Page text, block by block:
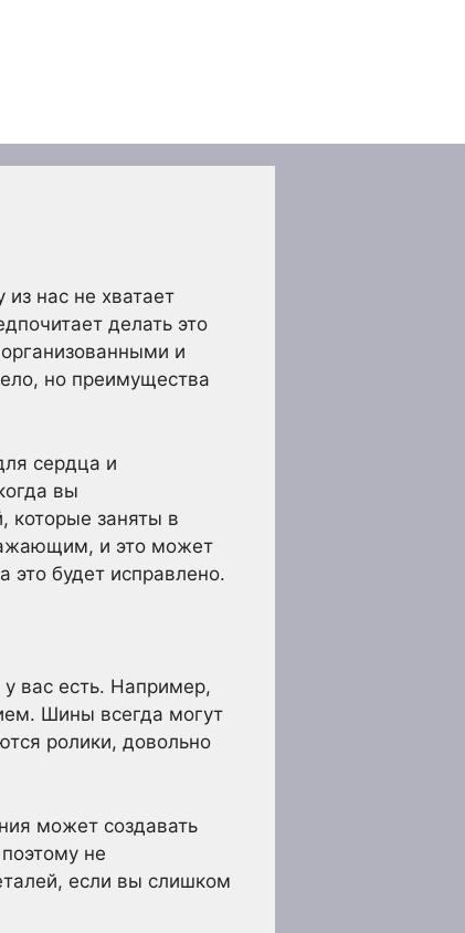
нас не хватает
делать это
и
но преимущества
сердца и
вы
которые заняты в
и это может
это будет исправлено.
у вас есть. Например,
Шины всегда могут
ролики, довольно
может создавать
не
если вы слишком